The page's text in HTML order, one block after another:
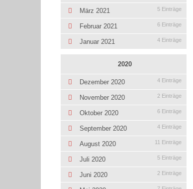
März 2021 5 Einträge
Februar 2021 6 Einträge
Januar 2021 4 Einträge
2020
Dezember 2020 4 Einträge
November 2020 2 Einträge
Oktober 2020 6 Einträge
September 2020 4 Einträge
August 2020 11 Einträge
Juli 2020 5 Einträge
Juni 2020 2 Einträge